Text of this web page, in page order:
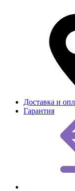
Доставка и
Гарантия